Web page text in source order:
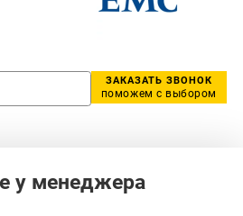
ЗАКАЗАТЬ ЗВОНОК
поможем с выбором
у менеджера